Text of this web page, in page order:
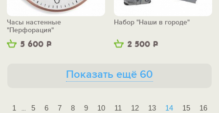
5 600 Р
Часы настенные
"Перфорация"
2 500 Р
Набор "Наши в городе"
Показать ещё 60
1 ... 5 6 7 8 9 10 11 12 13 14 15
16